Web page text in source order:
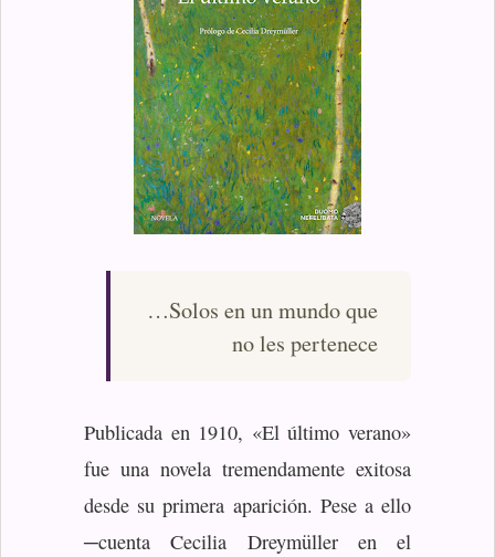
…Solos en un mundo que
no les pertenece
Publicada en 1910, «El último verano»
fue una novela tremendamente exitosa
desde su primera aparición. Pese a ello
─cuenta Cecilia Dreymüller en el